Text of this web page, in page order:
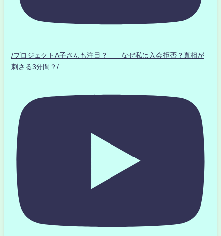
/プロジェクトA子さんも注目？ なぜ私は入会拒否？真相が
刺さる3分間？/